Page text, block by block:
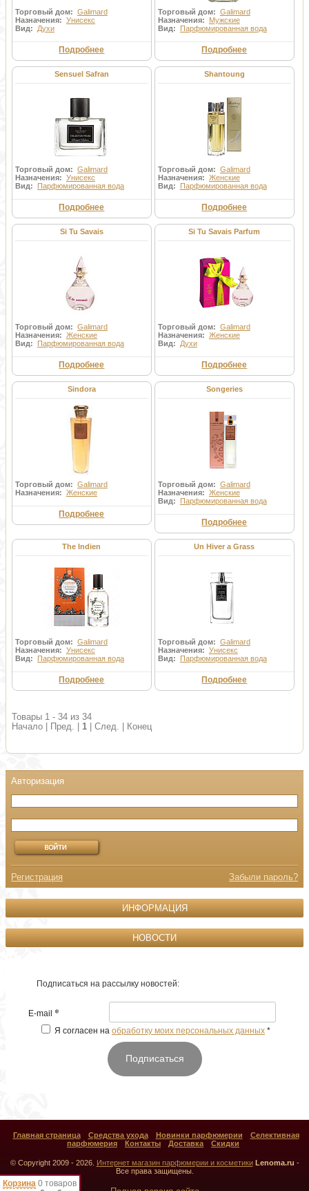
Торговый дом: Galimard
Назначения: Унисекс
Вид: Духи
Подробнее
Торговый дом: Galimard
Назначения: Мужские
Вид: Парфюмированная вода
Подробнее
Sensuel Safran
Торговый дом: Galimard
Назначения: Унисекс
Вид: Парфюмированная вода
Подробнее
Shantoung
Торговый дом: Galimard
Назначения: Женские
Вид: Парфюмированная вода
Подробнее
Si Tu Savais
Торговый дом: Galimard
Назначения: Женские
Вид: Парфюмированная вода
Подробнее
Si Tu Savais Parfum
Торговый дом: Galimard
Назначения: Женские
Вид: Духи
Подробнее
Sindora
Торговый дом: Galimard
Назначения: Женские
Подробнее
Songeries
Торговый дом: Galimard
Назначения: Женские
Вид: Парфюмированная вода
Подробнее
The Indien
Торговый дом: Galimard
Назначения: Унисекс
Вид: Парфюмированная вода
Подробнее
Un Hiver a Grass
Торговый дом: Galimard
Назначения: Унисекс
Вид: Парфюмированная вода
Подробнее
Товары 1 - 34 из 34
Начало | Пред. | 1 | След. | Конец
Корзина 0 товаров
Регистрация Забыли пароль?
ИНФОРМАЦИЯ
НОВОСТИ
Подписаться на рассылку новостей:
E-mail *
Я согласен на обработку моих персональных данных *
Подписаться
Главная страница Средства ухода Новинки парфюмерии
Селективная
парфюмерия
Контакты Доставка Скидки
© Copyright 2009 - 2026. Интернет магазин парфюмерии и косметики Lenoma.ru -
Все права защищены.